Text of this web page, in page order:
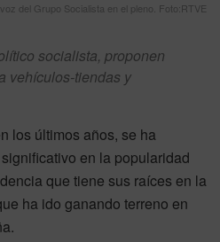
del Grupo Socialista en el pleno. Foto:RTVE
socialista, proponen
vehículos-tiendas y
los últimos años, se ha
en la popularidad
que tiene sus raíces en la
ha ido ganando terreno en